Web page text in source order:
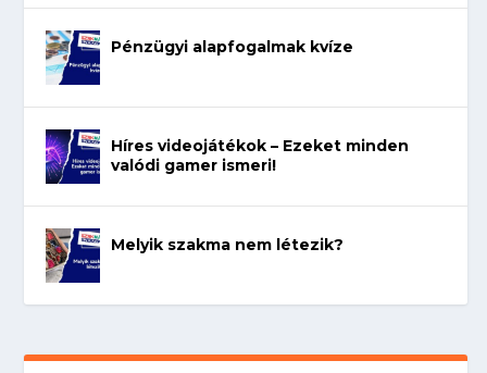
Pénzügyi alapfogalmak kvíze
Híres videojátékok – Ezeket minden
valódi gamer ismeri!
Melyik szakma nem létezik?